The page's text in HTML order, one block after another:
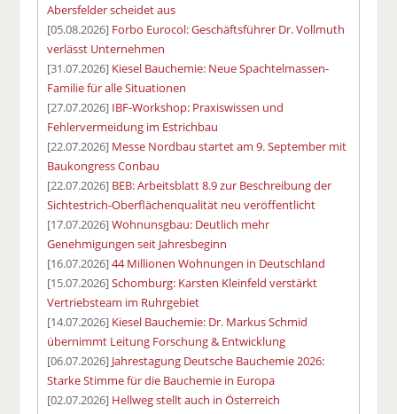
Abersfelder scheidet aus
[05.08.2026] Forbo Eurocol: Geschäftsführer Dr. Vollmuth
verlässt Unternehmen
[31.07.2026] Kiesel Bauchemie: Neue Spachtelmassen-
Familie für alle Situationen
[27.07.2026] IBF-Workshop: Praxiswissen und
Fehlervermeidung im Estrichbau
[22.07.2026] Messe Nordbau startet am 9. September mit
Baukongress Conbau
[22.07.2026] BEB: Arbeitsblatt 8.9 zur Beschreibung der
Sichtestrich-Oberflächenqualität neu veröffentlicht
[17.07.2026]Wohnunsgbau: Deutlich mehr
Genehmigungen seit Jahresbeginn
[16.07.2026]44 Millionen Wohnungen in Deutschland
[15.07.2026]Schomburg: Karsten Kleinfeld verstärkt
Vertriebsteam im Ruhrgebiet
[14.07.2026] Kiesel Bauchemie: Dr. Markus Schmid
übernimmt Leitung Forschung & Entwicklung
[06.07.2026] Jahrestagung Deutsche Bauchemie 2026:
Starke Stimme für die Bauchemie in Europa
[02.07.2026] Hellweg stellt auch in Österreich